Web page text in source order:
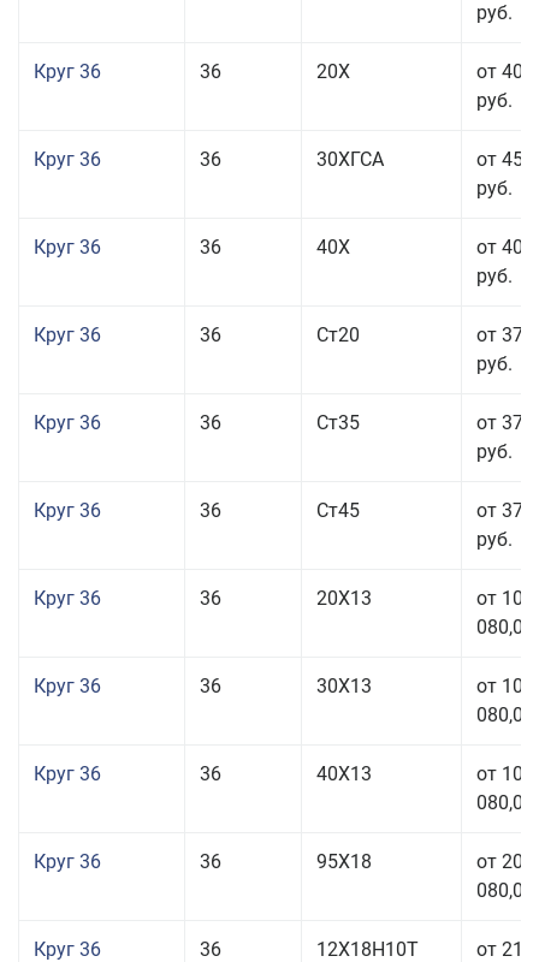
руб.
Круг 36 36 20Х
от 40
руб.
Круг 36 36 30ХГСА
от 45
руб.
Круг 36 36 40Х
от 40
руб.
Круг 36 36 Ст20
от 37
руб.
Круг 36 36 Ст35
от 37
руб.
Круг 36 36 Ст45
от 37
руб.
Круг 36 36 20Х13
от 101
080,00
Круг 36 36 30Х13
от 101
080,00
Круг 36 36 40Х13
от 101
080,00
Круг 36 36 95Х18
от 208
080,00
Круг 36 36 12Х18Н10Т
от 210